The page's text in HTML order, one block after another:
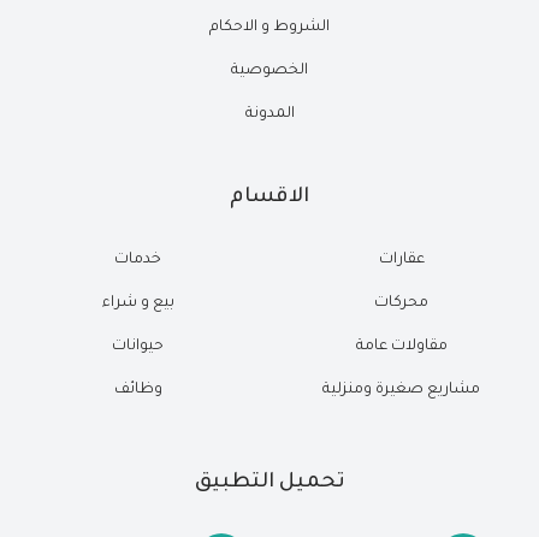
الشروط و الاحكام
الخصوصية
المدونة
الاقسام
عقارات
محركات
مقاولات عامة
مشاريع صغيرة ومنزلية
خدمات
بيع و شراء
حيوانات
وظائف
تحميل التطبيق